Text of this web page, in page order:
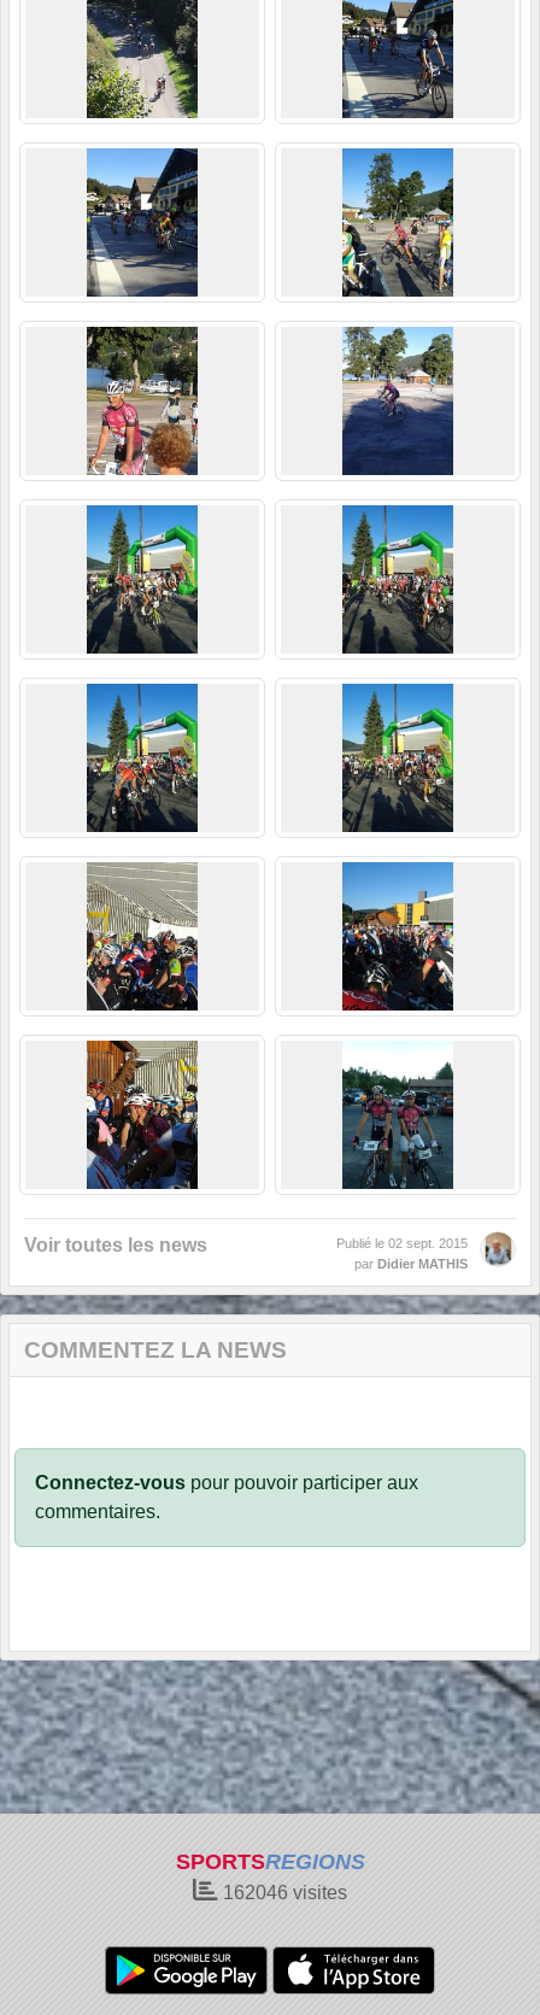
Voir toutes les news Publié le 02 sept. 2015
par Didier MATHIS
COMMENTEZ LA NEWS
Connectez-vous pour pouvoir participer aux
commentaires.
SPORTSREGIONS
162046 visites